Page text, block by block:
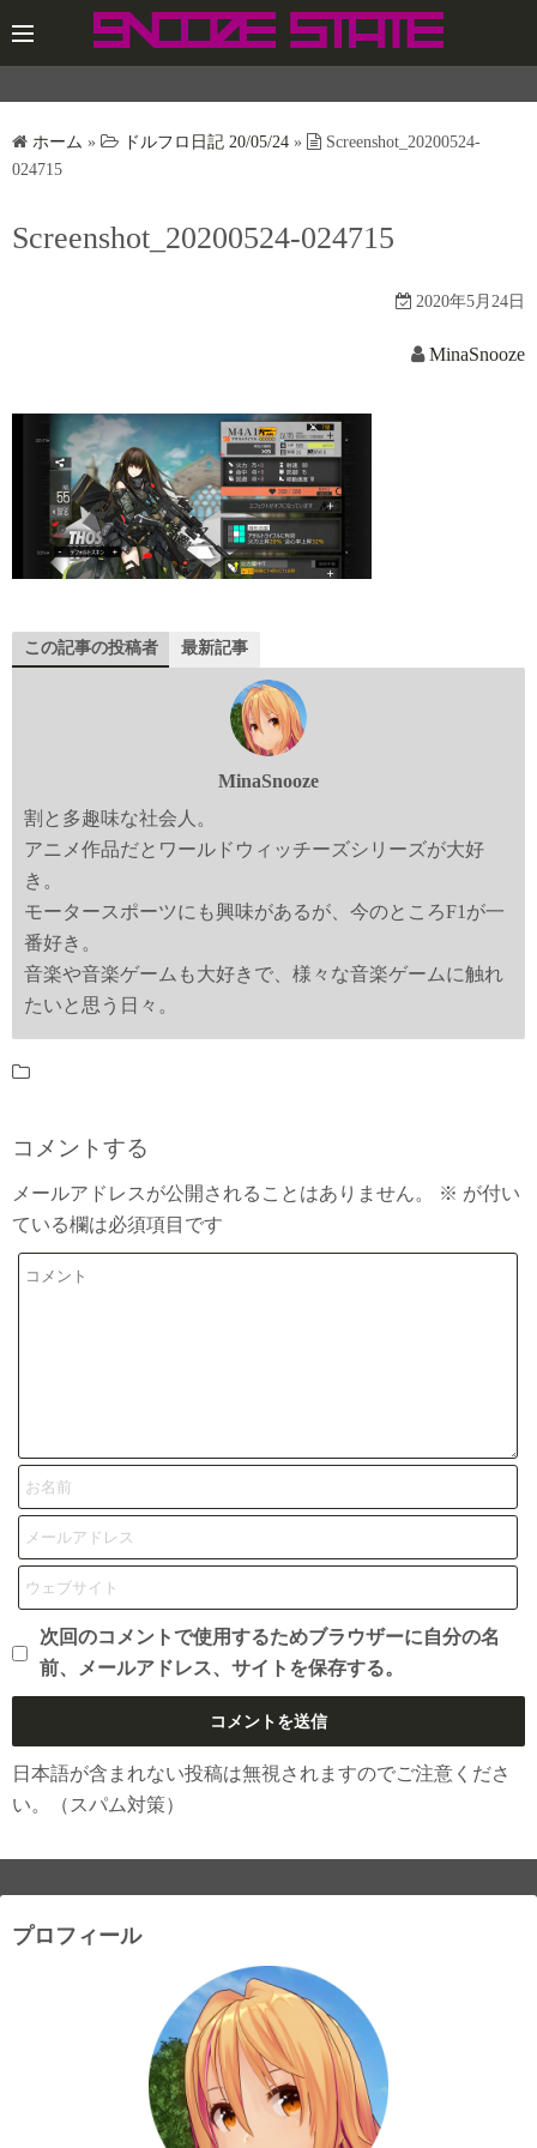
ン
ン
ツ
へ
キ
ホーム » ドルフロ日記 20/05/24 »
Screenshot_20200524-
024715
Screenshot_20200524-024715
2020年5月24日
MinaSnooze
この記事の投稿者 最新記事
MinaSnooze
割と多趣味な社会人。
アニメ作品だとワールドウィッチーズシリーズが大好
き。
モータースポーツにも興味があるが、今のところF1が一
番好き。
音楽や音楽ゲームも大好きで、様々な音楽ゲームに触れ
たいと思う日々。
コメントする
メールアドレスが公開されることはありません。 ※ が付い
ている欄は必須項目です
次回のコメントで使用するためブラウザーに自分の名
前、メールアドレス、サイトを保存する。
日本語が含まれない投稿は無視されますのでご注意くださ
い。（スパム対策）
プロフィール